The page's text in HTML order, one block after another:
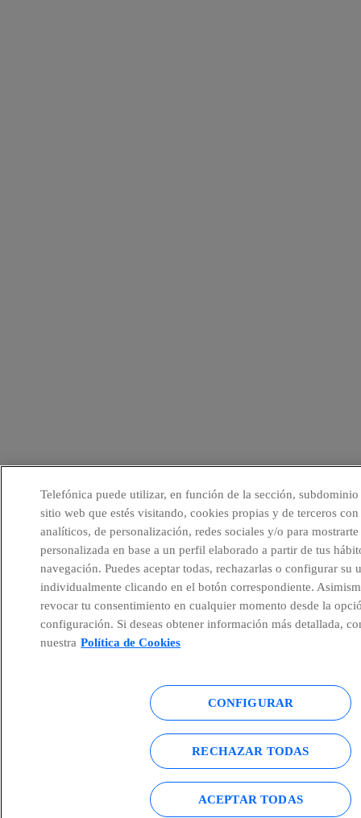
Telefónica puede utilizar, en función de la sección,
sitio web que estés visitando, cookies propias y de terceros
analíticos, de personalización, redes sociales y/o para
personalizada en base a un perfil elaborado a partir de tus
navegación. Puedes aceptar todas, rechazarlas o configurar su
individualmente clicando en el botón correspondiente.
revocar tu consentimiento en cualquier momento desde la
configuración. Si deseas obtener información más detallada,
nuestra Política de Cookies
CONFIGURAR
RECHAZAR TODAS
ACEPTAR TODAS